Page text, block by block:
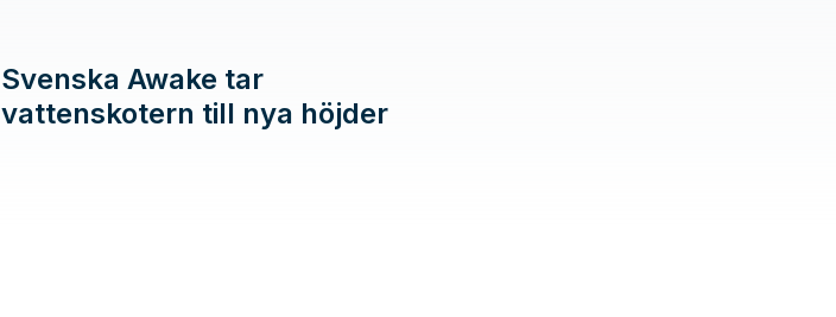
Svenska Awake tar
vattenskotern till nya höjder